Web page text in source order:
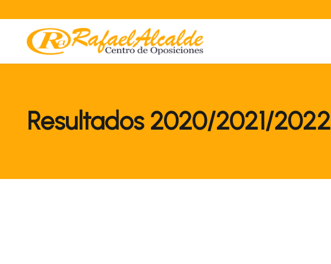
Resultados 2020/2021/2022